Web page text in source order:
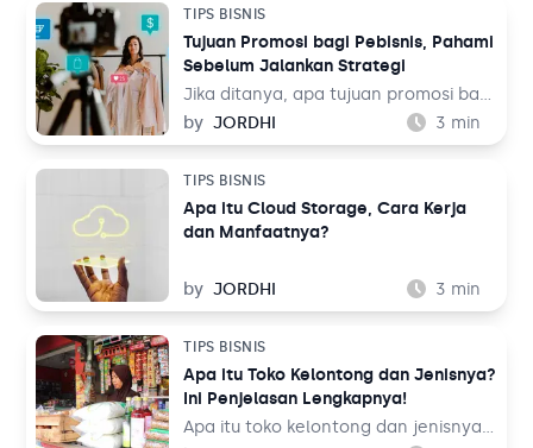
Dominique Ivonne sejak 7 tahun lalu
dan akhirnya terwujud pada 2021.
TIPS BISNIS
Tujuan Promosi bagi Pebisnis, Pahami
Sebelum Jalankan Strategi
Jika ditanya, apa tujuan promosi bagi
pebisnis? Mungkin jawaban paling
umum yang terlontar adalah agar
by JORDHI 3 min
TIPS BISNIS
Apa itu Cloud Storage, Cara Kerja
dan Manfaatnya?
by JORDHI 3 min
TIPS BISNIS
Apa itu Toko Kelontong dan Jenisnya?
Ini Penjelasan Lengkapnya!
Apa itu toko kelontong dan jenisnya